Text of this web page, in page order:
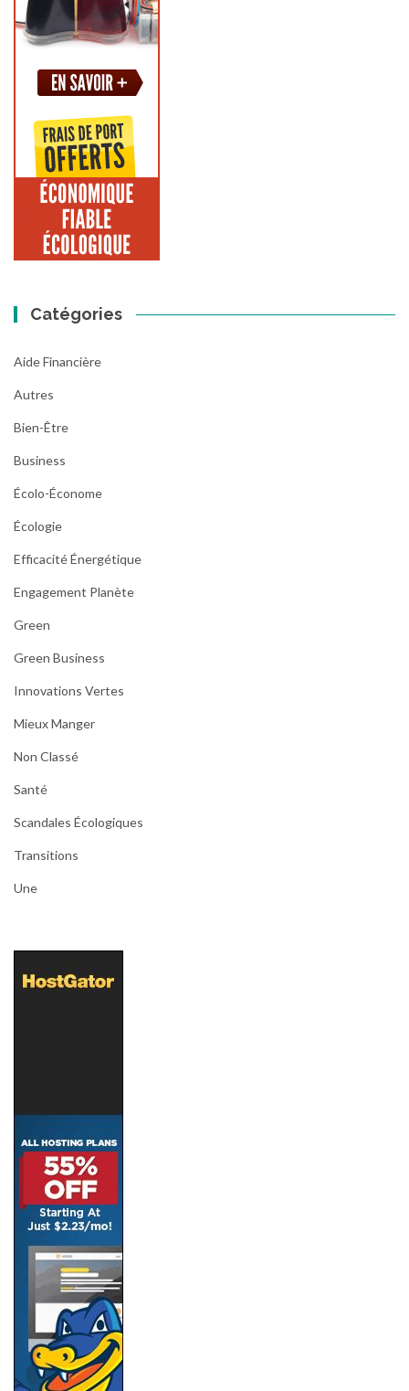
Catégories
Aide Financière
Autres
Bien-Être
Business
Écolo-Économe
Écologie
Efficacité Énergétique
Engagement Planète
Green
Green Business
Innovations Vertes
Mieux Manger
Non Classé
Santé
Scandales Écologiques
Transitions
Une